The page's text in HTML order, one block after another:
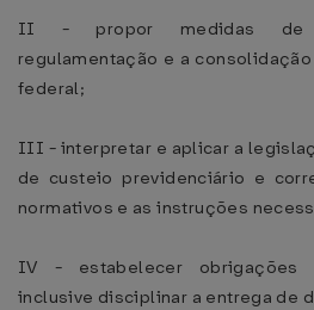
II - propor medidas de
regulamentação e a
federal;
III - interpretar e aplicar a
de custeio previdenciário e
normativos e as instruções
IV - estabelecer obrigações
inclusive disciplinar a entrega de